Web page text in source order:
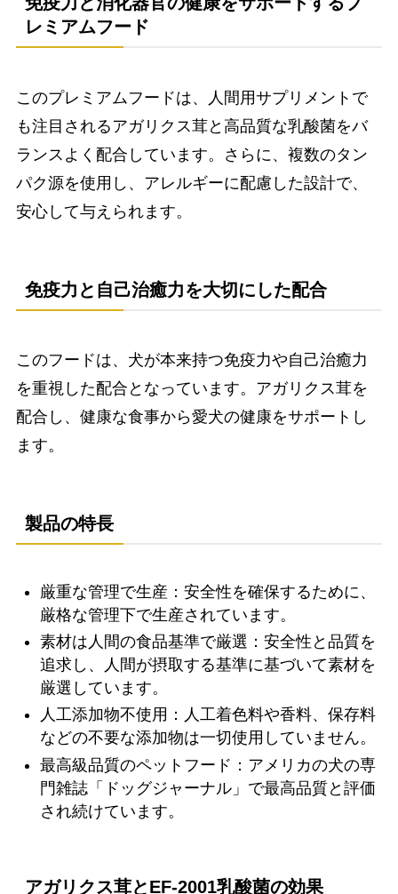
レミアムフード
このプレミアムフードは、人間用サプリメントで
も注目されるアガリクス茸と高品質な乳酸菌をバ
ランスよく配合しています。さらに、複数のタン
パク源を使用し、アレルギーに配慮した設計で、
安心して与えられます。
免疫力と自己治癒力を大切にした配合
このフードは、犬が本来持つ免疫力や自己治癒力
を重視した配合となっています。アガリクス茸を
配合し、健康な食事から愛犬の健康をサポートし
ます。
製品の特長
厳重な管理で生産：安全性を確保するために、
厳格な管理下で生産されています。
素材は人間の食品基準で厳選：安全性と品質を
追求し、人間が摂取する基準に基づいて素材を
厳選しています。
人工添加物不使用：人工着色料や香料、保存料
などの不要な添加物は一切使用していません。
最高級品質のペットフード：アメリカの犬の専
門雑誌「ドッグジャーナル」で最高品質と評価
され続けています。
アガリクス茸とEF-2001乳酸菌の効果